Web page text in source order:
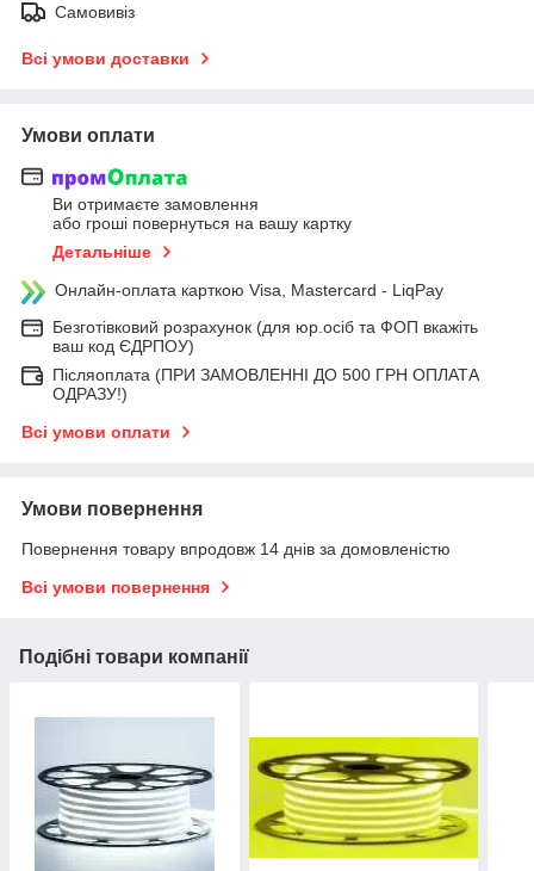
Самовивіз
Всі умови доставки
Умови оплати
Ви отримаєте замовлення
або гроші повернуться на вашу картку
Детальніше
Онлайн-оплата карткою Visa, Mastercard - LiqPay
Безготівковий розрахунок (для юр.осіб та ФОП вкажіть
ваш код ЄДРПОУ)
Післяоплата (ПРИ ЗАМОВЛЕННІ ДО 500 ГРН ОПЛАТА
ОДРАЗУ!)
Всі умови оплати
Умови повернення
Повернення товару впродовж 14 днів за домовленістю
Всі умови повернення
Подібні товари компанії